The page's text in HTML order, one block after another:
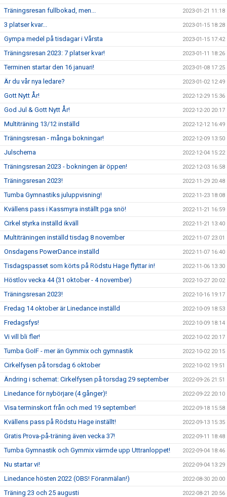
Träningsresan fullbokad, men... 2023-01-21 11:18
3 platser kvar... 2023-01-15 18:28
Gympa medel på tisdagar i Vårsta 2023-01-15 17:42
Träningsresan 2023: 7 platser kvar! 2023-01-11 18:26
Terminen startar den 16 januari! 2023-01-08 17:25
Är du vår nya ledare? 2023-01-02 12:49
Gott Nytt År! 2022-12-29 15:36
God Jul & Gott Nytt År! 2022-12-20 20:17
Multiträning 13/12 inställd 2022-12-12 16:49
Träningsresan - många bokningar! 2022-12-09 13:50
Julschema 2022-12-04 15:22
Träningsresan 2023 - bokningen är öppen! 2022-12-03 16:58
Träningsresan 2023! 2022-11-29 20:48
Tumba Gymnastiks juluppvisning! 2022-11-23 18:08
Kvällens pass i Kassmyra inställt pga snö! 2022-11-21 16:59
Cirkel styrka inställd ikväll 2022-11-21 13:40
Multiträningen inställd tisdag 8 november 2022-11-07 23:01
Onsdagens PowerDance inställd 2022-11-07 16:40
Tisdagspasset som körts på Rödstu Hage flyttar in! 2022-11-06 13:30
Höstlov vecka 44 (31 oktober - 4 november) 2022-10-27 20:02
Träningsresan 2023! 2022-10-16 19:17
Fredag 14 oktober är Linedance inställd 2022-10-09 18:53
Fredagsfys! 2022-10-09 18:14
Vi vill bli fler! 2022-10-02 20:17
Tumba GoIF - mer än Gymmix och gymnastik 2022-10-02 20:15
Cirkelfysen på torsdag 6 oktober 2022-10-02 19:51
Ändring i schemat: Cirkelfysen på torsdag 29 september 2022-09-26 21:51
Linedance för nybörjare (4 gånger)! 2022-09-22 20:10
Visa terminskort från och med 19 september! 2022-09-18 15:58
Kvällens pass på Rödstu Hage inställt! 2022-09-13 15:35
Gratis Prova-på-träning även vecka 37! 2022-09-11 18:48
Tumba Gymnastik och Gymmix värmde upp Uttranloppet! 2022-09-04 18:46
Nu startar vi! 2022-09-04 13:29
Linedance hösten 2022 (OBS! Föranmälan!) 2022-08-30 20:00
Träning 23 och 25 augusti 2022-08-21 20:56